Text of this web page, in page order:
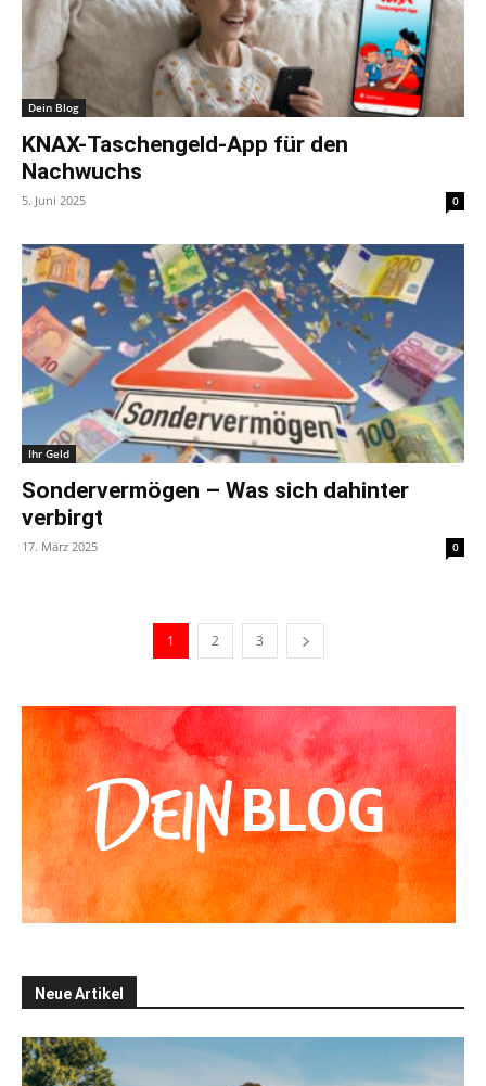
Dein Blog
KNAX-Taschengeld-App für den
Nachwuchs
5. Juni 2025 0
Ihr Geld
Sondervermögen – Was sich dahinter
verbirgt
17. März 2025 0
1 2 3
Neue Artikel